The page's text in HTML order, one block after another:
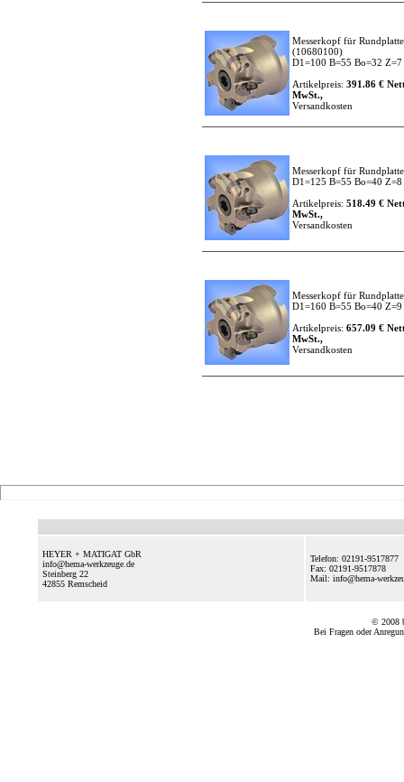
Messerkopf für
(10680100)
D1=100 B=55 Bo=32
Artikelpreis: 391.86 €
MwSt.,
Versandkosten
Messerkopf für
D1=125 B=55 Bo=40
Artikelpreis: 518.49 €
MwSt.,
Versandkosten
Messerkopf für
D1=160 B=55 Bo=40
Artikelpreis: 657.09 €
MwSt.,
Versandkosten
HEYER + MATIGAT GbR
info@hema-werkzeuge.de
Steinberg 22
42855 Remscheid
Telefon: 02191-9517877
Fax: 02191-9517878
Mail: info@hema-
© 2008
Bei Fragen oder